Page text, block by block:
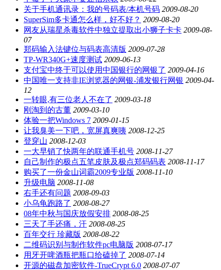
关于手机通讯录：我的号码表/本机号码 2009-08-20
SuperSim多卡通怎么样，好不好？ 2009-08-20
网友从瑞星杀毒软件中独立提取出小狮子卡卡 2009-08-
07
郑码输入法键位与码表高清版 2009-07-28
TP-WR340G+速度测试 2009-06-13
支付宝中终于可以使用中国银行的网银了 2009-04-16
中国唯一支持非IE浏览器的网银-浦发银行网银 2009-04-
12
一转眼,有三位老人不在了 2009-03-18
刚淘到的古董 2009-03-10
体验一把Windows 7 2009-01-15
让我臭美一下吧，宽屏真爽咦 2008-12-25
登穿山 2008-12-03
一大早销了快两年的联通手机号 2008-11-27
自己制作的极点五笔皮肤及极点郑码码表 2008-11-17
购买了一份金山词霸2009专业版 2008-11-10
升级电脑 2008-11-08
右手还有问题 2008-09-03
小乌龟跑路了 2008-08-27
08年中秋与国庆放假安排 2008-08-25
三天了手还痛，汗 2008-08-25
百年交行 珍藏版 2008-08-22
二维码识别与制作软件pc电脑版 2008-07-17
用牙开啤酒瓶把瓶口给磕掉了 2008-07-14
开源的磁盘加密软件-TrueCrypt 6.0 2008-07-07